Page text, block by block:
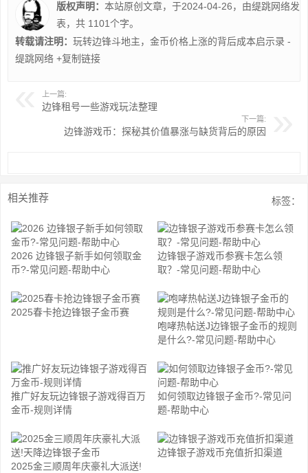
版权声明： 本站原创文章，于2024-04-26，由缇跳网络发
表，共 1101个字。
转载请注明： 玩转边锋斗地主，金币价格上涨的背后成本启示录 -
缇跳网络 +复制链接
上一篇:
边锋租号一些游戏玩法整理
下一篇:
边锋游戏币：探秘其价值暴涨与缺货背后的原因
相关推荐 标签：
2026 边锋银子新手如何领取金
币?-常见问题-帮助中心
边锋银子游戏币参赛卡怎么领
取？-常见问题-帮助中心
2025春卡抢边锋银子金币赛
咆哮热帖送J边锋银子金币的规则
是什么?-常见问题-帮助中心
推广好友玩边锋银子游戏得百万
金币-规则详情
如何领取边锋银子金币?-常见问
题-帮助中心
2025金三顺周年庆豪礼大派送!
边锋银子游戏币充值折扣渠道